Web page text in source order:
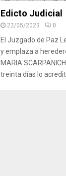
Edicto Judicial
22/05/2023 0
El Juzgado de Paz
y emplaza a
MARIA
treinta días lo